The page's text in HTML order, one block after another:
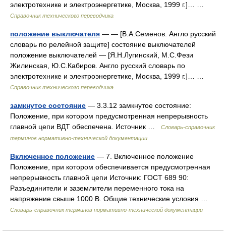
электротехнике и электроэнергетике, Москва, 1999 г.]… …
Справочник технического переводчика
положение выключателя — — [В.А.Семенов. Англо русский
словарь по релейной защите] состояние выключателей
положение выключателей — [Я.Н.Лугинский, М.С.Фези
Жилинская, Ю.С.Кабиров. Англо русский словарь по
электротехнике и электроэнергетике, Москва, 1999 г.]… …
Справочник технического переводчика
замкнутое состояние — 3.3.12 замкнутое состояние:
Положение, при котором предусмотренная непрерывность
главной цепи ВДТ обеспечена. Источник …
Словарь-справочник
терминов нормативно-технической документации
Включенное положение — 7. Включенное положение
Положение, при котором обеспечивается предусмотренная
непрерывность главной цепи Источник: ГОСТ 689 90:
Разъединители и заземлители переменного тока на
напряжение свыше 1000 В. Общие технические условия …
Словарь-справочник терминов нормативно-технической документации